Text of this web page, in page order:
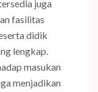
juga
fasilitas
didik
lengkap.
masukan
menjadikan